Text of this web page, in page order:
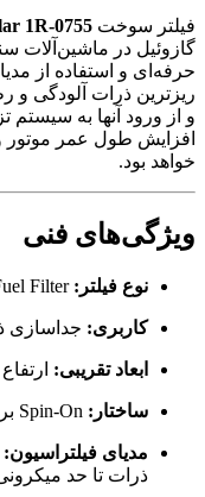
فیلتر سوخت 1R-0755
گازوئیل در ماشین‌آلات
حرفه‌ای و استفاده از
ریزترین ذرات آلودگی
و از ورود آنها به سیستم
افزایش طول عمر موتور
خواهد بود.
ویژگی‌های فنی
نوع فیلتر: Fuel Filter (فیلتر گازوئیل)
کاربری: جداسازی
ابعاد تقریبی: ارتفاع 193 میلی‌متر، قطر خارجی 93 میلی‌متر
ساختار:
مدیای فیلتراسیون:
ذرات تا حد